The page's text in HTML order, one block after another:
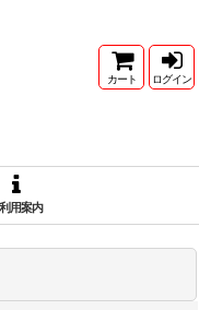
カート ログイン
用案内